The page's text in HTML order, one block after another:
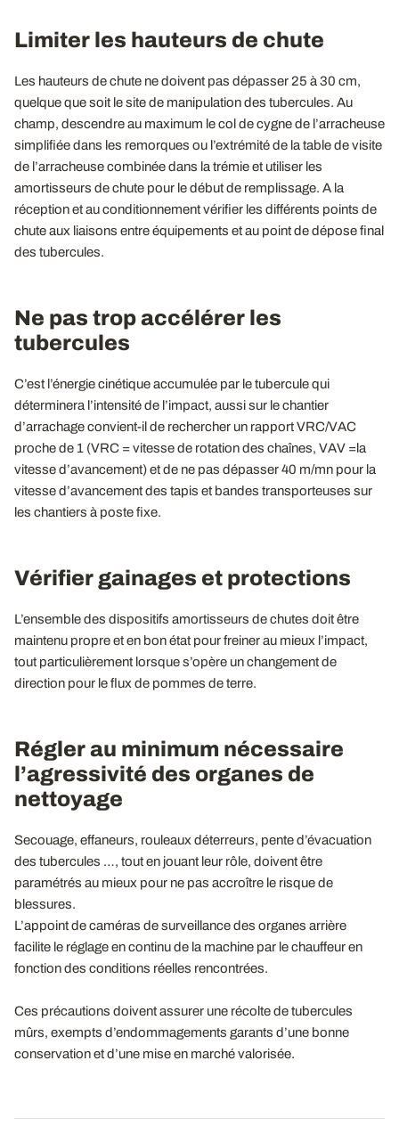
Limiter les hauteurs de chute
Les hauteurs de chute ne doivent pas dépasser 25 à 30 cm,
quelque que soit le site de manipulation des tubercules. Au
champ, descendre au maximum le col de cygne de l’arracheuse
simplifiée dans les remorques ou l’extrémité de la table de visite
de l’arracheuse combinée dans la trémie et utiliser les
amortisseurs de chute pour le début de remplissage. A la
réception et au conditionnement vérifier les différents points de
chute aux liaisons entre équipements et au point de dépose final
des tubercules.
Ne pas trop accélérer les
tubercules
C’est l’énergie cinétique accumulée par le tubercule qui
déterminera l’intensité de l’impact, aussi sur le chantier
d’arrachage convient-il de rechercher un rapport VRC/VAC
proche de 1 (VRC = vitesse de rotation des chaînes, VAV =la
vitesse d’avancement) et de ne pas dépasser 40 m/mn pour la
vitesse d’avancement des tapis et bandes transporteuses sur
les chantiers à poste fixe.
Vérifier gainages et protections
L’ensemble des dispositifs amortisseurs de chutes doit être
maintenu propre et en bon état pour freiner au mieux l’impact,
tout particulièrement lorsque s’opère un changement de
direction pour le flux de pommes de terre.
Régler au minimum nécessaire
l’agressivité des organes de
nettoyage
Secouage, effaneurs, rouleaux déterreurs, pente d’évacuation
des tubercules …, tout en jouant leur rôle, doivent être
paramétrés au mieux pour ne pas accroître le risque de
blessures.
L’appoint de caméras de surveillance des organes arrière
facilite le réglage en continu de la machine par le chauffeur en
fonction des conditions réelles rencontrées.
Ces précautions doivent assurer une récolte de tubercules
mûrs, exempts d’endommagements garants d’une bonne
conservation et d’une mise en marché valorisée.